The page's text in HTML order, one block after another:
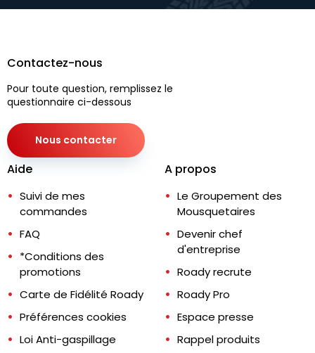
Contactez-nous
Pour toute question, remplissez le
questionnaire ci-dessous
Nous contacter
Aide
Suivi de mes
commandes
FAQ
*Conditions des
promotions
Carte de Fidélité Roady
Préférences cookies
Loi Anti-gaspillage
A propos
Le Groupement des
Mousquetaires
Devenir chef
d'entreprise
Roady recrute
Roady Pro
Espace presse
Rappel produits